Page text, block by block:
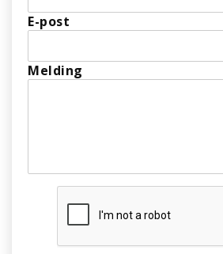
E-post
Melding